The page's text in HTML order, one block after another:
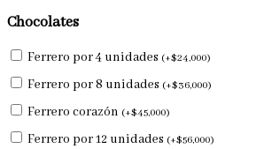
Chocolates
Ferrero por 4 unidades (+$24,000)
Ferrero por 8 unidades (+$36,000)
Ferrero corazón (+$45,000)
Ferrero por 12 unidades (+$56,000)